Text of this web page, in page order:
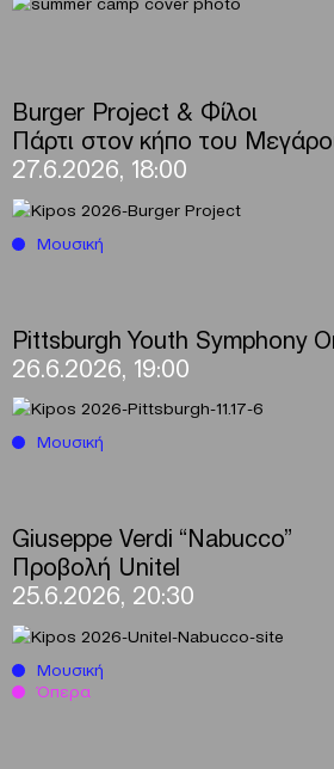
Burger Project & Φίλοι
Πάρτι στον κήπο του
27.6.2026, 18:00
Μουσική
Pittsburgh Youth Symphony
26.6.2026, 19:00
Μουσική
Giuseppe Verdi “Nabucco”
Προβολή Unitel
25.6.2026, 20:30
Μουσική
Όπερα